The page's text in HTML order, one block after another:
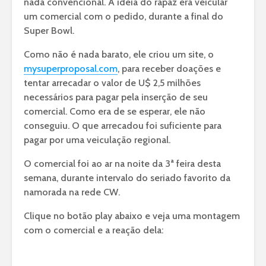
um comercial com o pedido, durante a final do
Super Bowl.
Como não é nada barato, ele criou um site, o
mysuperproposal.com, para receber doações e
tentar arrecadar o valor de U$ 2,5 milhões
necessários para pagar pela inserção de seu
comercial. Como era de se esperar, ele não
conseguiu. O que arrecadou foi suficiente para
pagar por uma veiculação regional.
O comercial foi ao ar na noite da 3ª feira desta
semana, durante intervalo do seriado favorito da
namorada na rede CW.
Clique no botão play abaixo e veja uma montagem
com o comercial e a reação dela: